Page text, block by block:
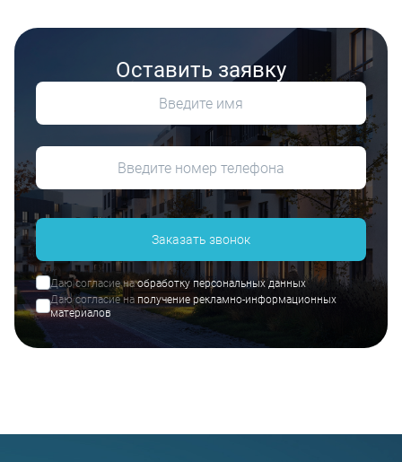
Оставить заявку
Заказать звонок
Даю согласие наобработку персональных данных
Даю согласие на получение рекламно-информационных
материалов